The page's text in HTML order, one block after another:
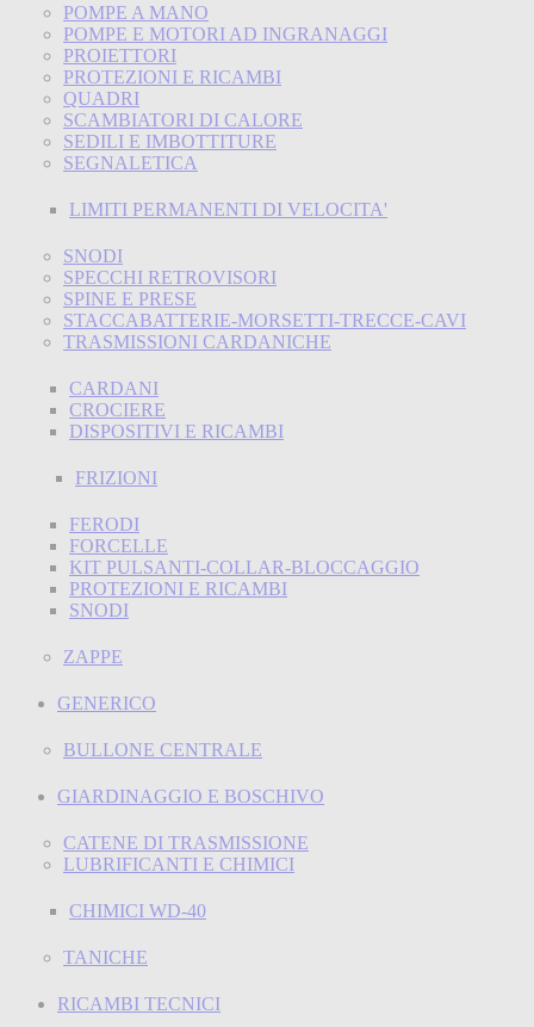
POMPE A MANO
POMPE E MOTORI AD INGRANAGGI
PROIETTORI
PROTEZIONI E RICAMBI
QUADRI
SCAMBIATORI DI CALORE
SEDILI E IMBOTTITURE
SEGNALETICA
LIMITI PERMANENTI DI VELOCITA'
SNODI
SPECCHI RETROVISORI
SPINE E PRESE
STACCABATTERIE-MORSETTI-TRECCE-CAVI
TRASMISSIONI CARDANICHE
CARDANI
CROCIERE
DISPOSITIVI E RICAMBI
FRIZIONI
FERODI
FORCELLE
KIT PULSANTI-COLLAR-BLOCCAGGIO
PROTEZIONI E RICAMBI
SNODI
ZAPPE
GENERICO
BULLONE CENTRALE
GIARDINAGGIO E BOSCHIVO
CATENE DI TRASMISSIONE
LUBRIFICANTI E CHIMICI
CHIMICI WD-40
TANICHE
RICAMBI TECNICI